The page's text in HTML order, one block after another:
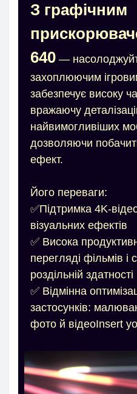
З графічним
640 —
захоплюючим
забезпечує високу
вражаючу
найвимогливіших
дозволяючи
ефект.
Його переваги:
✅Підтримка 4K-
візуальних ефектів
✅ Висока
перегляді фільмів і
роздільній здатності
✅ Відмінна
застосунків:
фото й відеоInsert